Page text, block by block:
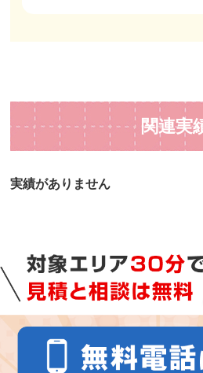
関連実
実績がありません